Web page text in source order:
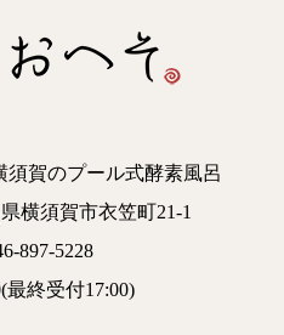
須賀のプール式酵素風呂
横須賀市衣笠町21-1
897-5228
最終受付17:00)